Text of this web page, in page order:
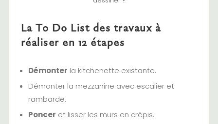
La To Do List des travaux à
réaliser en 12 étapes
Démonter la kitchenette existante.
Démonter la mezzanine avec escalier et
rambarde.
Poncer et lisser les murs en crépis.